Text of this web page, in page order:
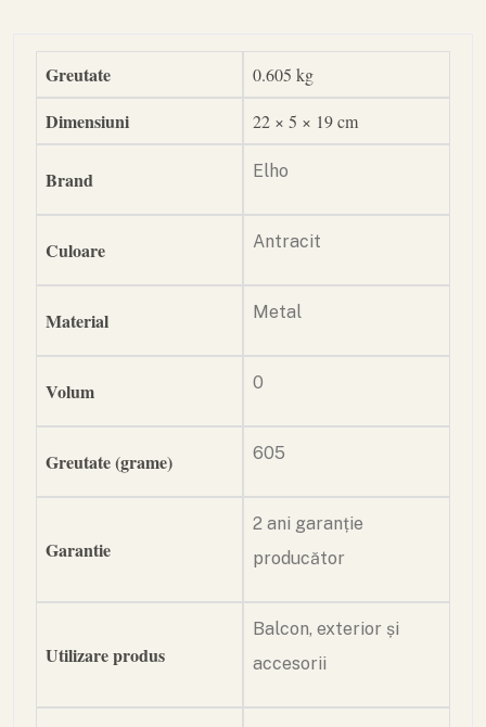
Greutate 0.605 kg
Dimensiuni 22 × 5 × 19 cm
Brand Elho
Culoare Antracit
Material Metal
Volum 0
Greutate (grame) 605
Garantie
2 ani garanție
producător
Utilizare produs
Balcon, exterior și
accesorii